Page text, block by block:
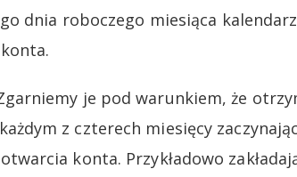
dnia roboczego miesiąca
je pod warunkiem, że
z czterech miesięcy
konta. Przykładowo